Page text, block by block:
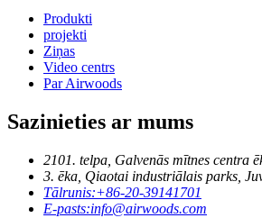
Produkti
projekti
Ziņas
Video centrs
Par Airwoods
Sazinieties ar mums
2101. telpa, Galvenās mītnes centra
3. ēka, Qiaotai industriālais parks,
Tālrunis:+86-20-39141701
E-pasts:info@airwoods.com